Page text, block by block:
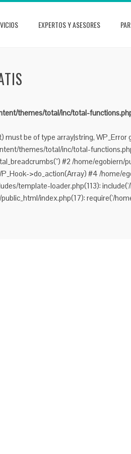
EXPERTOS Y ASESORES
themes/total/inc/total-
must be of type array|string,
themes/total/inc/total-
#2 /home/egobiern/
>do_action(Array) #4 /home/
template-loader.php(113):
index.php(17): require('/